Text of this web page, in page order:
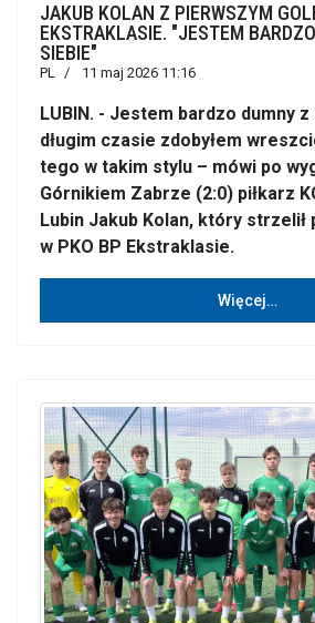
JAKUB KOLAN Z PIERWSZYM
EKSTRAKLASIE. "JESTEM
SIEBIE"
PL 11 maj 2026 11:16
LUBIN. - Jestem bardzo dumny
długim czasie zdobyłem
tego w takim stylu – mówi po
Górnikiem Zabrze (2:0) piłkarz
Lubin Jakub Kolan, który
w PKO BP Ekstraklasie.
Więcej…